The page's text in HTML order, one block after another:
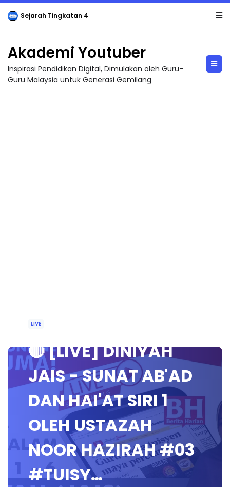
Sejarah Tingkatan 4
Akademi Youtuber
Inspirasi Pendidikan Digital, Dimulakan oleh Guru-
Guru Malaysia untuk Generasi Gemilang
LIVE
🔴 [LIVE] DINIYAH
JAIS - SUNAT AB'AD
DAN HAI'AT SIRI 1
OLEH USTAZAH
NOOR HAZIRAH #03
#TUISY…